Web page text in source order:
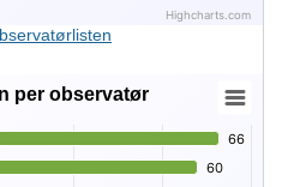
Highcharts.com
per observatør
per observatør
66
66
60
60